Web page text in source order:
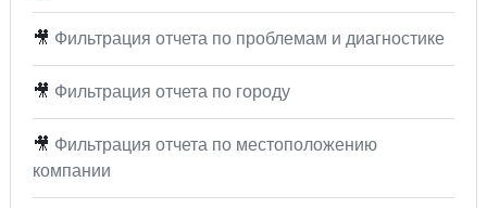
🎥 Фильтрация отчета по проблемам и диагностике
🎥 Фильтрация отчета по городу
🎥 Фильтрация отчета по местоположению
компании